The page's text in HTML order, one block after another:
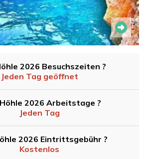
2026 Besuchszeiten ?
Jeden Tag geöffnet
2026 Arbeitstage ?
Jeden Tag
2026 Eintrittsgebühr ?
Kostenlos